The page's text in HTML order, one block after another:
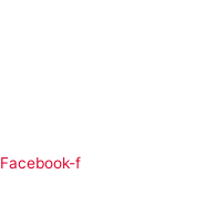
Facebook-f